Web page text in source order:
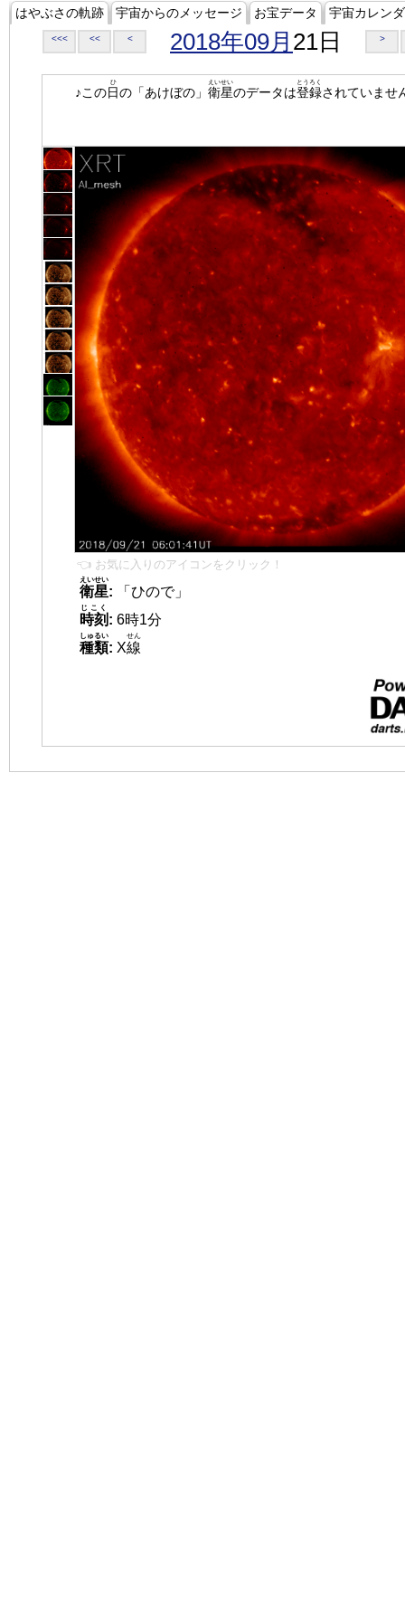
はやぶさの軌跡 宇宙からのメッセージ お宝データ 宇宙カレン
<<< << < 2018年09月 21日 >
♪この日
ひ
の「あけぼの」 衛星
えいせい
のデータは登録
とうろく
されていませ
👈 お気に入りのアイコンをクリック！
衛星
えいせい
:
「ひので」
時刻
じこく
: 6時1分
種類
しゅるい
: X線
せん